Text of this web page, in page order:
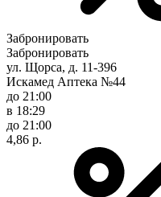
Забронировать
Забронировать
ул. Щорса, д. 11-396
Искамед Аптека №44
до 21:00
в 18:29
до 21:00
4,86 р.